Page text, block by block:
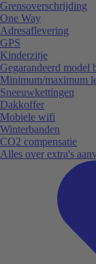
Grensoverschrijding
One Way
Adresaflevering
GPS
Kinderzitje
Gegarandeerd model
Minimum/maximum
Sneeuwkettingen
Dakkoffer
Mobiele wifi
Winterbanden
CO2 compensatie
Alles over extra's